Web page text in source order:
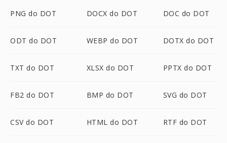
PNG do DOT DOCX do DOT DOC do DOT
ODT do DOT WEBP do DOT DOTX do DOT
TXT do DOT XLSX do DOT PPTX do DOT
FB2 do DOT BMP do DOT SVG do DOT
CSV do DOT HTML do DOT RTF do DOT